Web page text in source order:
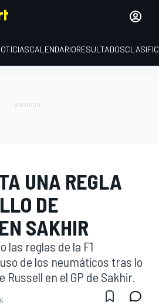
CALENDARIORESULTADOS
UNA REGLA
DE
SAKHIR
las reglas de la F1
de los neumáticos tras lo
Russell en el GP de Sakhir.